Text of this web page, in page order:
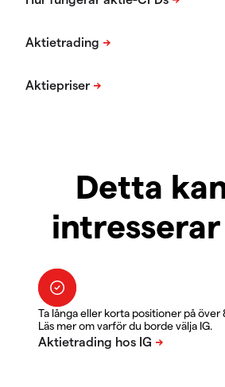
Detta
Ta långa eller korta positioner på
Läs mer om varför du borde välja IG.